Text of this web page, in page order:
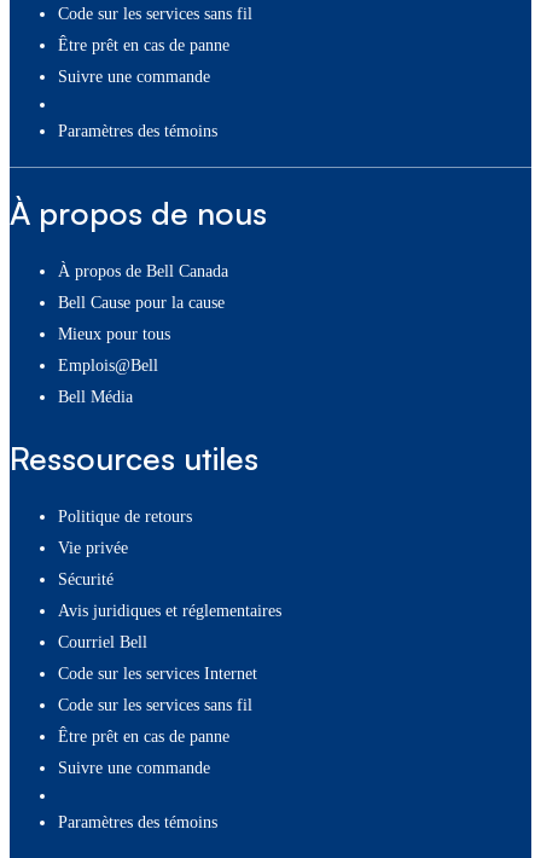
Code sur les services sans fil
Être prêt en cas de panne
Suivre une commande
paramètres des témoins
À propos de nous
À propos de Bell Canada
Bell Cause pour la cause
Mieux pour tous
Emplois@Bell
Bell Média
Ressources utiles
Politique de retours
Vie privée
Sécurité
Avis juridiques et réglementaires
Courriel Bell
Code sur les services Internet
Code sur les services sans fil
Être prêt en cas de panne
Suivre une commande
paramètres des témoins